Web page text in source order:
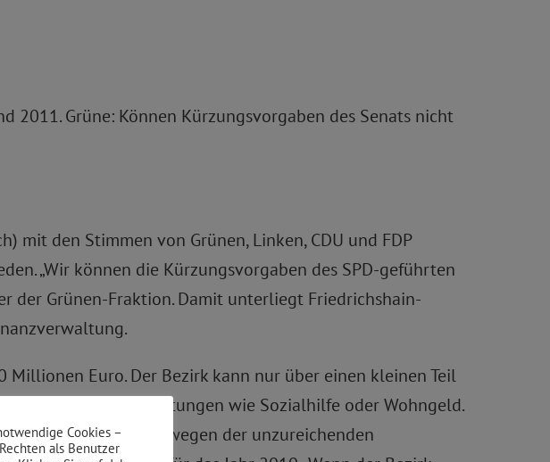
2011. Grüne: Können Kürzungsvorgaben des Senats nicht
mit den Stimmen von Grünen, Linken, CDU und FDP
„Wir können die Kürzungsvorgaben des SPD-geführten
der Grünen-Fraktion. Damit unterliegt Friedrichshain-
Euro. Der Bezirk kann nur über einen kleinen Teil
etwa für Transferleistungen wie Sozialhilfe oder Wohngeld.
musste, verbleiben wegen der unzureichenden
Cookies –
als Benutzer